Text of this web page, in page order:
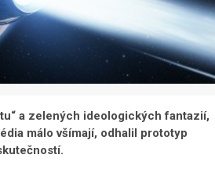
a zelených ideologických fantazií,
málo všímají, odhalil prototyp